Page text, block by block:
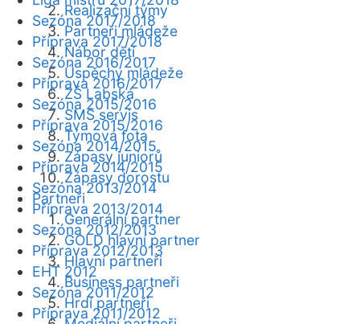
Realizační týmy
Partneři mládeže
Nábor dětí
Úspěchy mládeže
ZŠ Labská
SMS servis
Týmová fota
Zápasy juniorů
Zápasy dorostu
Partneři
Generální partner
GOLD hlavní partner
Hlavní partneři
Business partneři
Hrdí partneři
Sezóna 2017/2018
Příprava 2017/2018
Sezóna 2016/2017
Příprava 2016/2017
Sezóna 2015/2016
Příprava 2015/2016
Sezóna 2014/2015
Příprava 2014/2015
Sezóna 2013/2014
Příprava 2013/2014
Sezóna 2012/2013
Příprava 2012/2013
EHT 2012
Sezóna 2011/2012
Příprava 2011/2012